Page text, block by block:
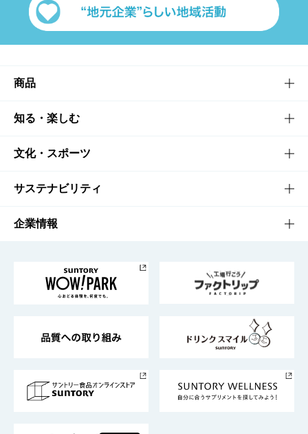
商品
商品TOP
商品一覧
商品発売情報
栄養成分一覧
知る・楽しむ
知る・楽しむTOP
キャンペーン
工場見学
地域情報
文化・スポーツ
文化・スポーツTOP
サントリーホール
サントリーサンバーズ大阪
サステナビリティ
サステナビリティTOP
サントリーが考えるサステナビリティ経営
企業情報
企業概要
採用情報